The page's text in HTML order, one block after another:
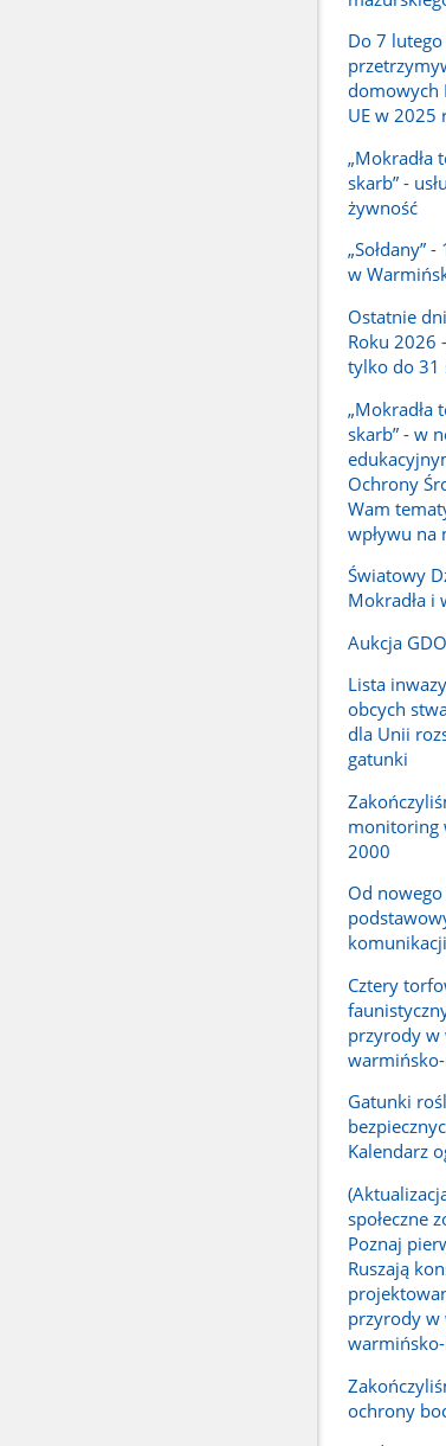
Do 7
domowych
UE w 2025
„Mokradła
skarb” -
żywność
„Sołdany”
w
Ostatnie
Roku 2026
tylko do 31
„Mokradła
skarb” - w
Ochrony
Wam
wpływu na
Światowy
Mokradła i
Aukcja
Lista
obcych
dla Unii
gatunki
monitoring
2000
Od
Cztery
przyrody
Gatunki
Kalendarz
społeczne
Poznaj
Ruszają
przyrody
ochrony